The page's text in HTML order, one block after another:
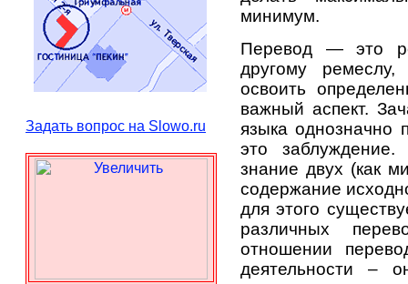
Задать вопрос на Slowo.ru
минимум.
Перевод — это
другому
освоить
важный аспект.
языка однозначно
это
знание двух (как
содержание
для этого
различных
отношении
деятельности –